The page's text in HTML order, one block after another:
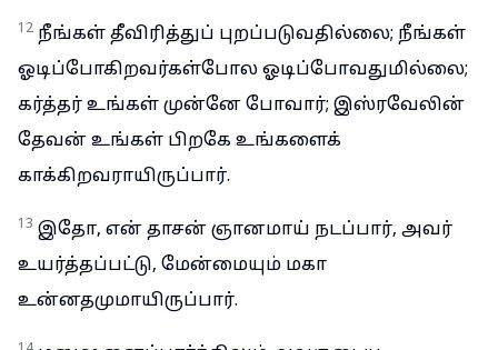
12 நீங்கள் தீவிரித்துப் புறப்படுவதில்லை; நீங்கள்
ஓடிப்போகிறவர்கள்போல ஓடிப்போவதுமில்லை;
கர்த்தர் உங்கள் முன்னே போவார்; இஸ்ரவேலின்
தேவன் உங்கள் பிறகே உங்களைக்
காக்கிறவராயிருப்பார்.
13 இதோ, என் தாசன் ஞானமாய் நடப்பார், அவர்
உயர்த்தப்பட்டு, மேன்மையும் மகா
உன்னதமுமாயிருப்பார்.